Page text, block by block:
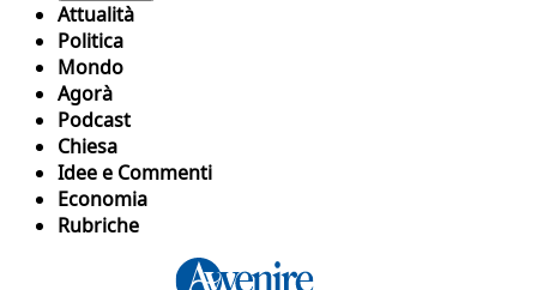
Attualità
Politica
Mondo
Agorà
Podcast
Chiesa
Idee e Commenti
Economia
Rubriche